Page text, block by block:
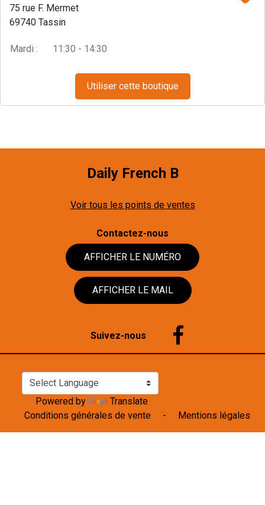
75 rue F. Mermet
69740 Tassin
Mardi : 11:30 - 14:30
Utiliser cette boutique
Daily French B
Voir tous les points de ventes
Contactez-nous
AFFICHER LE NUMÉRO
AFFICHER LE MAIL
Suivez-nous
Powered by
Translate
Conditions générales de vente
- Mentions légales